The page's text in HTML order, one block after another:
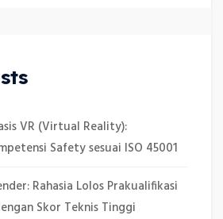
VR (Virtual Reality):
Safety sesuai ISO 45001
Rahasia Lolos Prakualifikasi
Skor Teknis Tinggi